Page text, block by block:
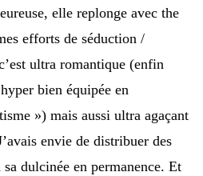
elle replonge avec the
efforts de séduction /
ultra romantique (enfin
bien équipée en
») mais aussi ultra agaçant
envie de distribuer des
dulcinée en permanence. Et